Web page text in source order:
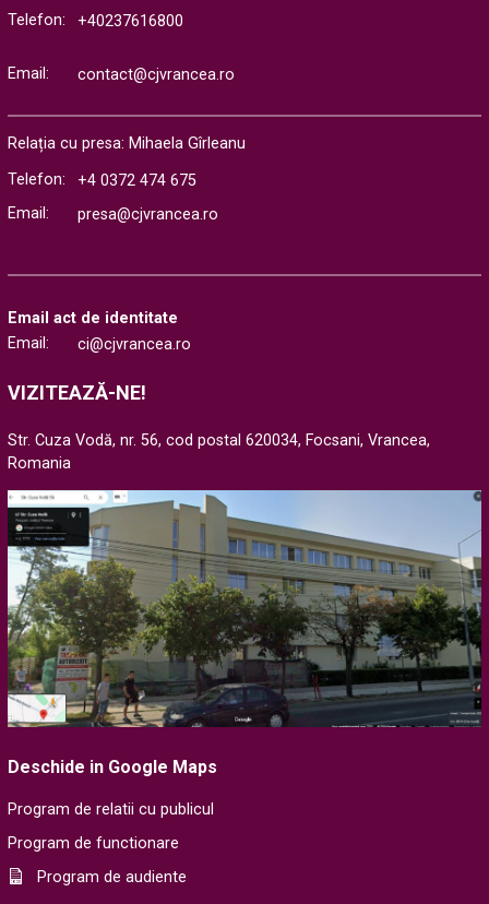
Telefon: +40237616800
Email: contact@cjvrancea.ro
Relația cu presa: Mihaela Gîrleanu
Telefon:
+4 0372 474 675
Email:
presa@cjvrancea.ro
Email act de identitate
Email:
ci@cjvrancea.ro
VIZITEAZĂ-NE!
Str. Cuza Vodă, nr. 56, cod postal 620034, Focsani, Vrancea,
Romania
Deschide in Google Maps
Program de relatii cu publicul
Program de functionare
Program de audiente